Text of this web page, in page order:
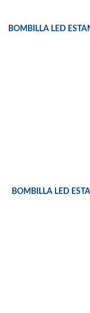
BOMBILLA LED
BOMBILLA LED